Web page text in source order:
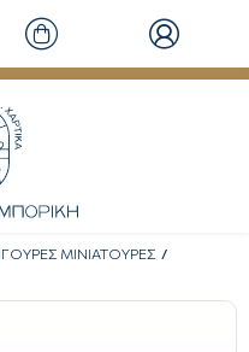
ΜΙΝΙΑΤΟΥΡΕΣ